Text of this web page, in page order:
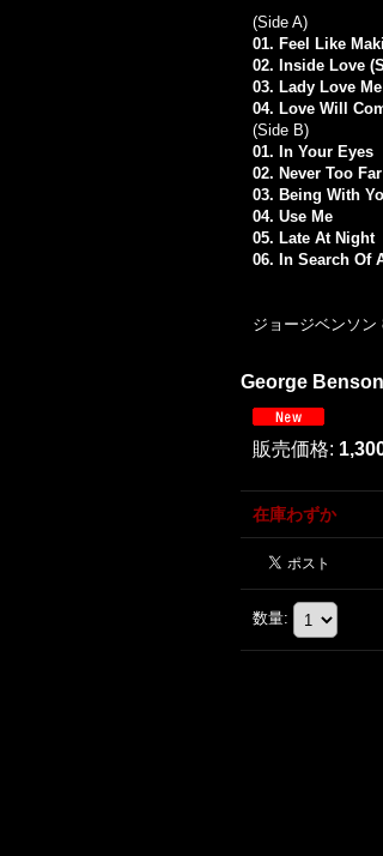
(Side A)
01. Feel Like
02. Inside Love
03. Lady Love
04. Love Will
(Side B)
01. In Your Eyes
02. Never Too Far
03. Being With
04. Use Me
05. Late At Night
06. In Search Of
ジョージベンソ
George
販売価格:
在庫わずか
数量: